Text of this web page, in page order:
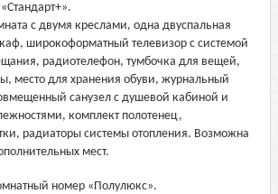
с двумя креслами, одна двуспальная
широкоформатный телевизор с системой
радиотелефон, тумбочка для вещей,
место для хранения обуви, журнальный
санузел с душевой кабиной и
комплект полотенец,
радиаторы системы отопления. Возможна
мест.
номер «Полулюкс».